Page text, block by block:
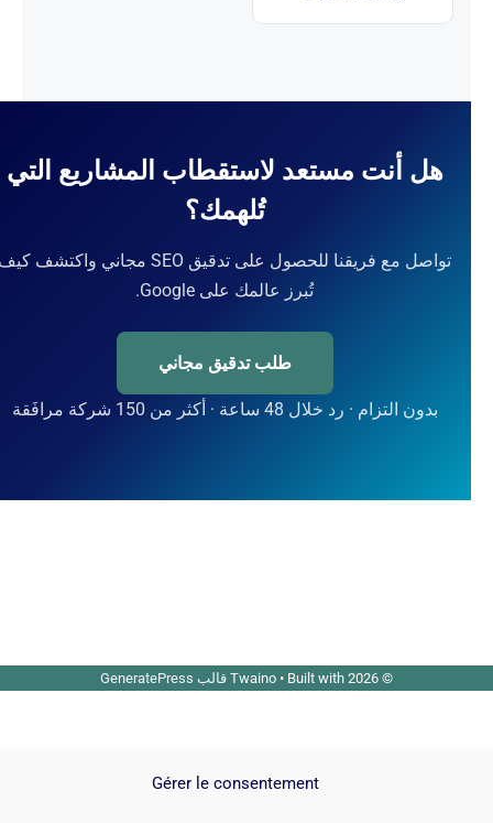
Gérer le consentement
هل أنت مستعد لاستقطاب المشاريع التي
تُلهمك؟
تواصل مع فريقنا للحصول على تدقيق SEO مجاني واكتشف كيف
تُبرز عالمك على Google.
طلب تدقيق مجاني
بدون التزام · رد خلال 48 ساعة · أكثر من 150 شركة مرافَقة
• Built with قالب GeneratePress